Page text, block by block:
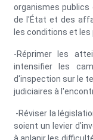
organismes
de l'État et des
les conditions et
-Réprimer les
intensifier les
d'inspection sur le
judiciaires à
-Réviser la
soient un levier